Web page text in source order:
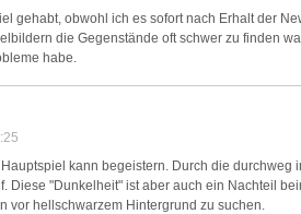
gehabt, obwohl ich es sofort nach Erhalt der
die Gegenstände oft schwer zu finden
habe.
kann begeistern. Durch die durchweg
Diese "Dunkelheit" ist aber auch ein Nachteil
vor hellschwarzem Hintergrund zu suchen.
Save and communicate privacy choices
Purposes